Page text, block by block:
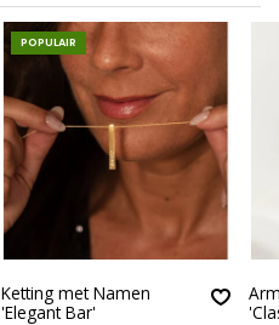
POPULAIR
Ketting met Namen
'Elegant Bar'